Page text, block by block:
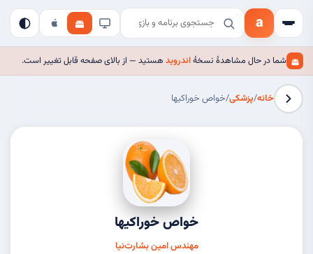
a
شما در حال مشاهدهٔ نسخهٔاندروید هستید — از بالای صفحه قابل تغییر است.
خانه/پزشکی/خواص خوراکیها
خواص خوراکیها
مهندس امین بشارت‌نیا